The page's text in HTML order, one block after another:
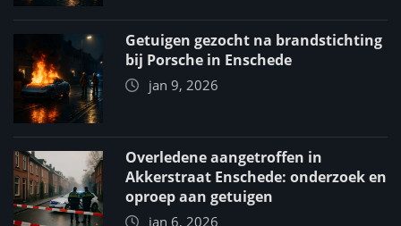
Getuigen gezocht na brandstichting
bij Porsche in Enschede
jan 9, 2026
Overledene aangetroffen in
Akkerstraat Enschede: onderzoek en
oproep aan getuigen
jan 6, 2026